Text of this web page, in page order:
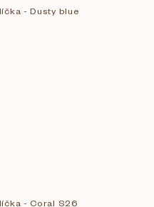
- Dusty blue
- Coral S26